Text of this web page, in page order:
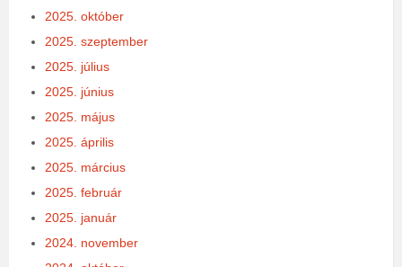
2025. október
2025. szeptember
2025. július
2025. június
2025. május
2025. április
2025. március
2025. február
2025. január
2024. november